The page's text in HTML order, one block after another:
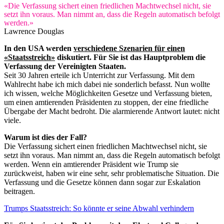
«Die Verfassung sichert einen friedlichen Machtwechsel nicht, sie
setzt ihn voraus. Man nimmt an, dass die Regeln automatisch befolgt
werden.»
Lawrence Douglas
In den USA werden verschiedene Szenarien für einen
«Staatsstreich» diskutiert. Für Sie ist das Hauptproblem die
Verfassung der Vereinigten Staaten.
Seit 30 Jahren erteile ich Unterricht zur Verfassung. Mit dem
Wahlrecht habe ich mich dabei nie sonderlich befasst. Nun wollte
ich wissen, welche Möglichkeiten Gesetze und Verfassung bieten,
um einen amtierenden Präsidenten zu stoppen, der eine friedliche
Übergabe der Macht bedroht. Die alarmierende Antwort lautet: nicht
viele.
Warum ist dies der Fall?
Die Verfassung sichert einen friedlichen Machtwechsel nicht, sie
setzt ihn voraus. Man nimmt an, dass die Regeln automatisch befolgt
werden. Wenn ein amtierender Präsident wie Trump sie
zurückweist, haben wir eine sehr, sehr problematische Situation. Die
Verfassung und die Gesetze können dann sogar zur Eskalation
beitragen.
Trumps Staatsstreich: So könnte er seine Abwahl verhindern